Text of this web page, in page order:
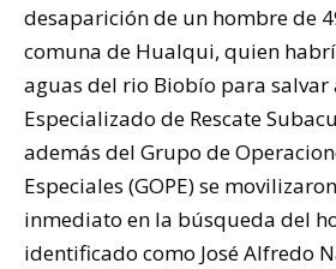
desaparición de un hombre de
comuna de Hualqui, quien
aguas del rio Biobío para salvar
Especializado de Rescate
además del Grupo de
Especiales (GOPE) se
inmediato en la búsqueda del
identificado como José Alfredo